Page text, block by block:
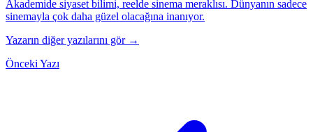
Akademide siyaset bilimi, reelde sinema meraklısı. Dünyanın sadece
sinemayla çok daha güzel olacağına inanıyor.
Yazarın diğer yazılarını gör →
Önceki Yazı